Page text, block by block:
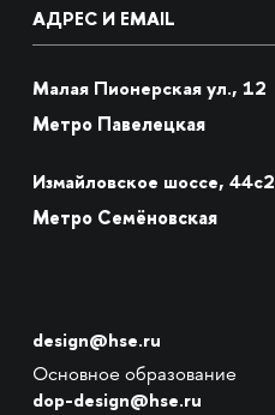
АДРЕС И EMAIL
Малая Пионерская ул., 12
Метро Павелецкая
Измайловское шоссе, 44с2
Метро Семёновская
design@hse.ru
Основное образование
dop-design@hse.ru